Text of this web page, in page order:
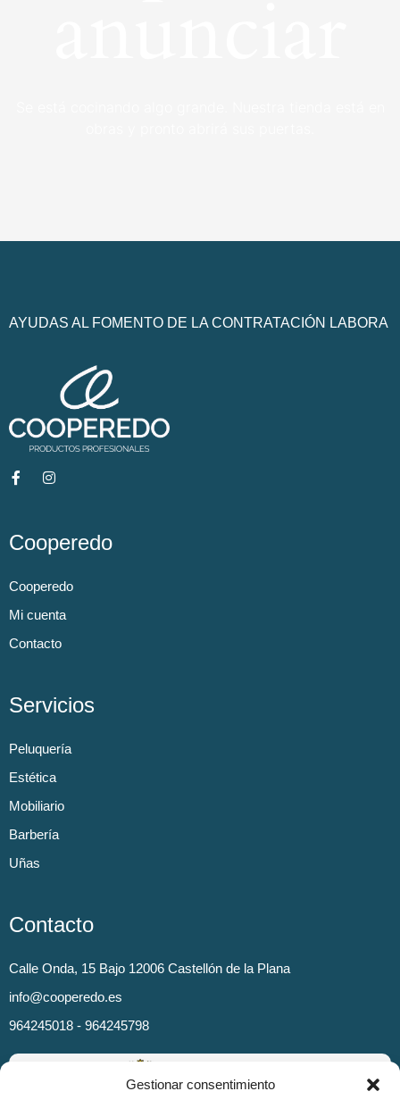
Gestionar consentimiento
AYUDAS AL FOMENTO DE LA CONTRATACIÓN LABORA
Cooperedo
Cooperedo
Mi cuenta
Contacto
Servicios
Peluquería
Estética
Mobiliario
Barbería
Uñas
Contacto
Calle Onda, 15 Bajo 12006 Castellón de la Plana
info@cooperedo.es
964245018 - 964245798